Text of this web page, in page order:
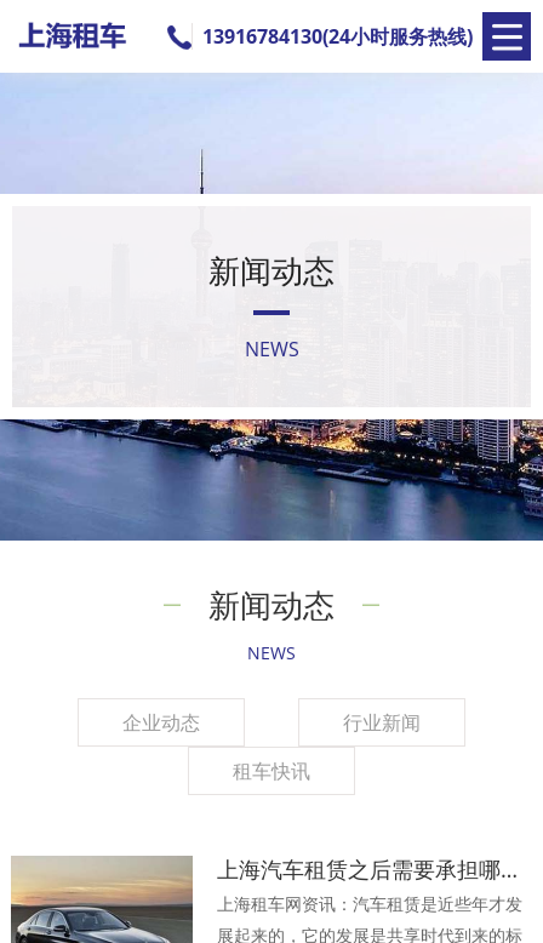
13916784130(24小时服务热线)
新闻动态
NEWS
新闻动态
NEWS
企业动态
行业新闻
租车快讯
上海汽车租赁之后需要承担哪些责任
上海租车网资讯：汽车租赁是近些年才发
展起来的，它的发展是共享时代到来的标